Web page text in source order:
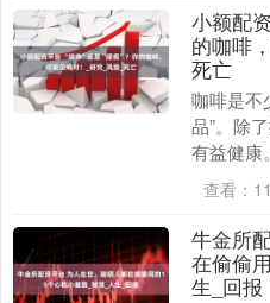
小额配
的咖啡
死亡
咖啡是不
品”。除
有益健康
亡风险
然而，
查看：
牛金所
在偷偷
生_回报